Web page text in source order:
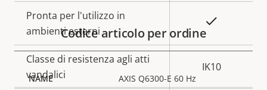
Pronta per l'utilizzo in
ambienti esterni
Classe di resistenza agli atti
vandalici
IK10
Codice articolo per ordine
AXIS Q6300-E 60 Hz